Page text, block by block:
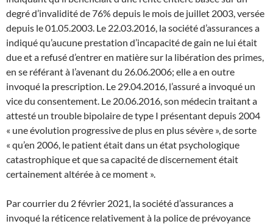
degré d’invalidité de 76% depuis le mois de juillet 2003, versée
depuis le 01.05.2003. Le 22.03.2016, la société d’assurances a
indiqué qu’aucune prestation d’incapacité de gain ne lui était
due et a refusé d’entrer en matière sur la libération des primes,
en se référant à l’avenant du 26.06.2006; elle a en outre
invoqué la prescription. Le 29.04.2016, l’assuré a invoqué un
vice du consentement. Le 20.06.2016, son médecin traitant a
attesté un trouble bipolaire de type I présentant depuis 2004
« une évolution progressive de plus en plus sévère », de sorte
« qu’en 2006, le patient était dans un état psychologique
catastrophique et que sa capacité de discernement était
certainement altérée à ce moment ».
Par courrier du 2 février 2021, la société d’assurances a
invoqué la réticence relativement à la police de prévoyance